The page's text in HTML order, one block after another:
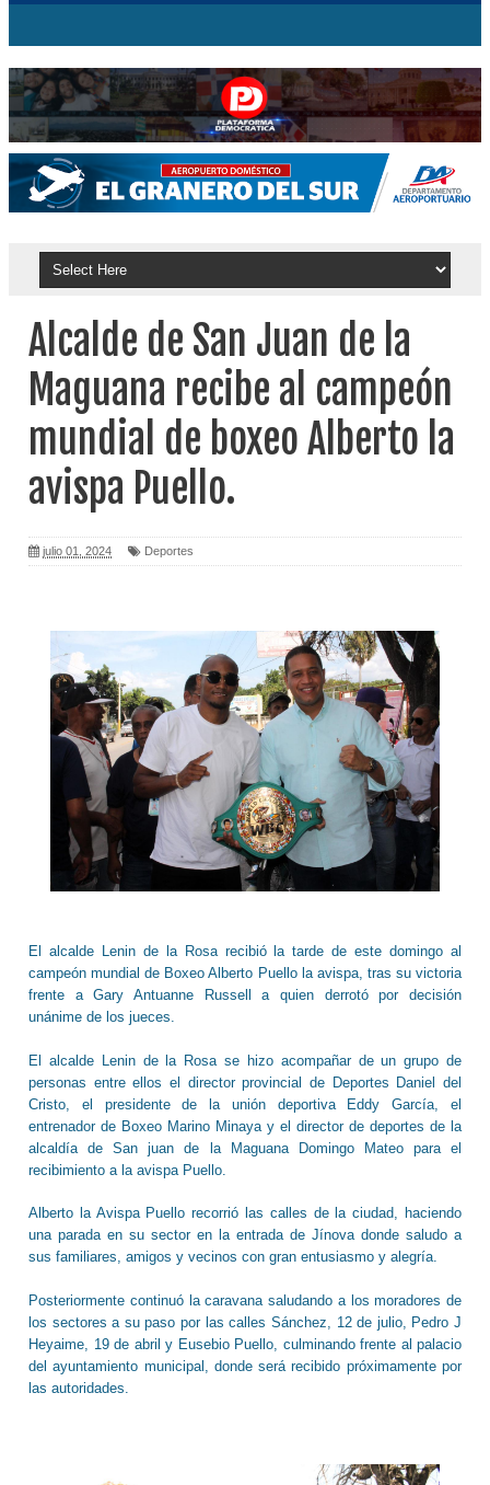
Alcalde de San Juan de la
Maguana recibe al campeón
mundial de boxeo Alberto la
avispa Puello.
julio 01, 2024 Deportes
El alcalde Lenin de la Rosa recibió la tarde de este domingo al
campeón mundial de Boxeo Alberto Puello la avispa, tras su victoria
frente a Gary Antuanne Russell a quien derrotó por decisión
unánime de los jueces.
El alcalde Lenin de la Rosa se hizo acompañar de un grupo de
personas entre ellos el director provincial de Deportes Daniel del
Cristo, el presidente de la unión deportiva Eddy García, el
entrenador de Boxeo Marino Minaya y el director de deportes de la
alcaldía de San juan de la Maguana Domingo Mateo para el
recibimiento a la avispa Puello.
Alberto la Avispa Puello recorrió las calles de la ciudad, haciendo
una parada en su sector en la entrada de Jínova donde saludo a
sus familiares, amigos y vecinos con gran entusiasmo y alegría.
Posteriormente continuó la caravana saludando a los moradores de
los sectores a su paso por las calles Sánchez, 12 de julio, Pedro J
Heyaime, 19 de abril y Eusebio Puello, culminando frente al palacio
del ayuntamiento municipal, donde será recibido próximamente por
las autoridades.